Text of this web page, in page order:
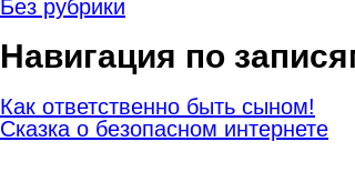
Без рубрики
Навигация по
Как ответственно быть сыном!
Сказка о безопасном интернете